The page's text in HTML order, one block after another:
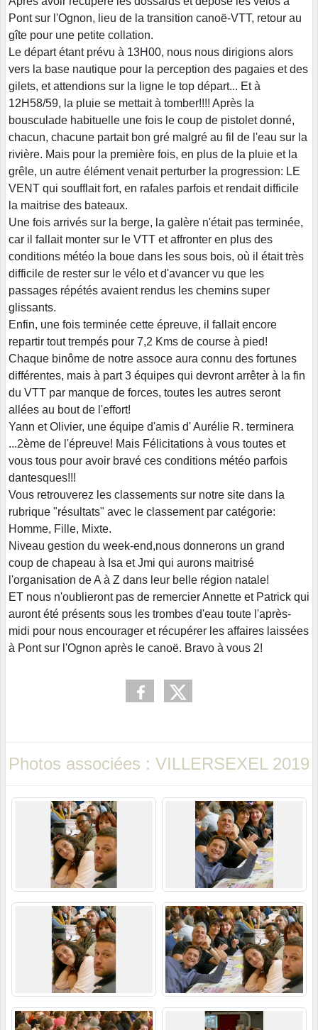
Pont sur l'Ognon, lieu de la transition canoë-VTT, retour au
gîte pour une petite collation.
Le départ étant prévu à 13H00, nous nous dirigions alors
vers la base nautique pour la perception des pagaies et des
gilets, et attendions sur la ligne le top départ... Et à
12H58/59, la pluie se mettait à tomber!!!! Après la
bousculade habituelle une fois le coup de pistolet donné,
chacun, chacune partait bon gré malgré au fil de l'eau sur la
rivière. Mais pour la première fois, en plus de la pluie et la
grêle, un autre élément venait perturber la progression: LE
VENT qui soufflait fort, en rafales parfois et rendait difficile
la maitrise des bateaux.
Une fois arrivés sur la berge, la galère n'était pas terminée,
car il fallait monter sur le VTT et affronter en plus des
conditions météo la boue dans les sous bois, où il était très
difficile de rester sur le vélo et d'avancer vu que les
passages répétés avaient rendus les chemins super
glissants.
Enfin, une fois terminée cette épreuve, il fallait encore
repartir tout trempés pour 7,2 Kms de course à pied!
Chaque binôme de notre assoce aura connu des fortunes
différentes, mais à part 3 équipes qui devront arrêter à la fin
du VTT par manque de forces, toutes les autres seront
allées au bout de l'effort!
Yann et Olivier, une équipe d'amis d' Aurélie R. terminera
...2ème de l'épreuve! Mais Félicitations à vous toutes et
vous tous pour avoir bravé ces conditions météo parfois
dantesques!!!
Vous retrouverez les classements sur notre site dans la
rubrique "résultats" avec le classement par catégorie:
Homme, Fille, Mixte.
Niveau gestion du week-end,nous donnerons un grand
coup de chapeau à Isa et Jmi qui aurons maitrisé
l'organisation de A à Z dans leur belle région natale!
ET nous n'oublieront pas de remercier Annette et Patrick qui
auront été présents sous les trombes d'eau toute l'après-
midi pour nous encourager et récupérer les affaires laissées
à Pont sur l'Ognon après le canoë. Bravo à vous 2!
Photos associées : VILLERSEXEL 2019